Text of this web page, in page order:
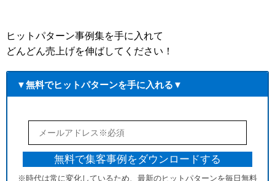
ヒットパターン事例集を手に入れて
どんどん売上げを伸ばしてください！
▼無料でヒットパターンを手に入れる▼
※時代は常に変化しているため、最新のヒットパターンを毎日無料